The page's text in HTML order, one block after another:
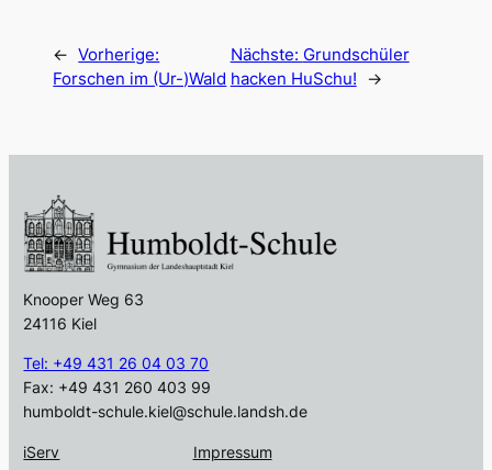
← Vorherige:
Forschen im (Ur-)Wald
Nächste: Grundschüler
hacken HuSchu!
→
Knooper Weg 63
24116 Kiel
Tel: +49 431 26 04 03 70
Fax: +49 431 260 403 99
humboldt-schule.kiel@schule.landsh.de
iServ
Impressum